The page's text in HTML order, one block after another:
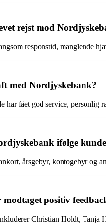
rejst mod
responstid, manglende
med Nordjyskebank?
har fået god service,
ifølge
årsgebyr, kontogebyr og
positiv
Christian Holdt,